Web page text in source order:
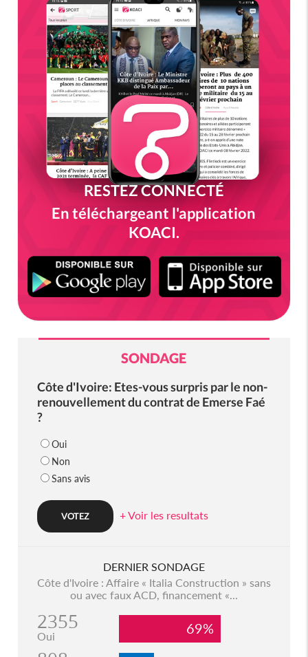
RESTEZ CONNECTÉ
En téléchargeant l'application
KOACI.
SONDAGE
Côte d'Ivoire: Etes-vous surpris par le non-
renouvellement du contrat de Emerse Faé
?
Oui
Non
Sans avis
+ Voir les resultats
DERNIER SONDAGE
Côte d'Ivoire : Affaire « Italia Construction » sans
ou avec faux ACD, financement «...
2355
Oui 69%